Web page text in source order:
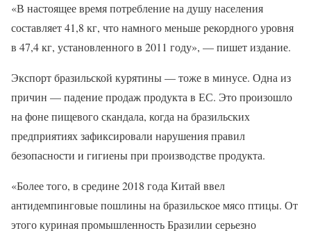
«В настоящее время потребление на душу населения
составляет 41,8 кг, что намного меньше рекордного уровня
в 47,4 кг, установленного в 2011 году», — пишет издание.
Экспорт бразильской курятины — тоже в минусе. Одна из
причин — падение продаж продукта в ЕС. Это произошло
на фоне пищевого скандала, когда на бразильских
предприятиях зафиксировали нарушения правил
безопасности и гигиены при производстве продукта.
«Более того, в средине 2018 года Китай ввел
антидемпинговые пошлины на бразильское мясо птицы. От
этого куриная промышленность Бразилии серьезно